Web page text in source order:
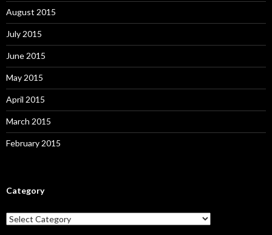
August 2015
July 2015
June 2015
May 2015
April 2015
March 2015
February 2015
Category
C
a